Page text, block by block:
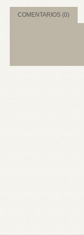
COMENTARIOS (0)